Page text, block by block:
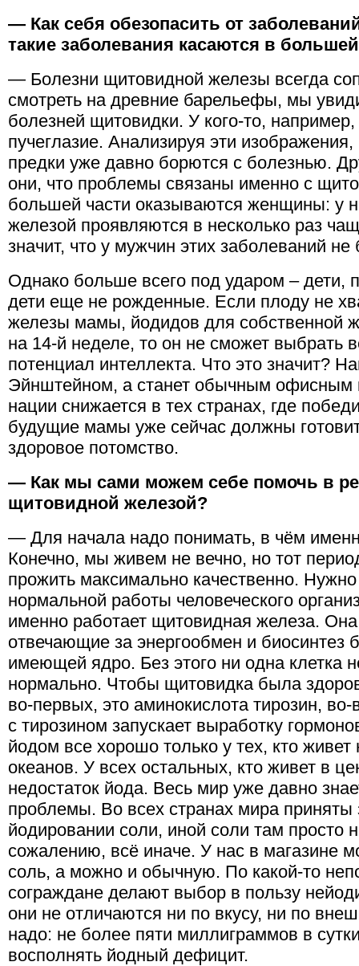
— Как себя обезопасить от
такие заболевания касаются в
— Болезни щитовидной железы всегда
смотреть на древние барельефы, мы
болезней щитовидки. У кого-то, например,
пучеглазие. Анализируя эти
предки уже давно борются с болезнью.
они, что проблемы связаны именно с
большей части оказываются женщины: у
железой проявляются в несколько раз
значит, что у мужчин этих заболеваний
Однако больше всего под ударом – дети,
дети еще не рожденные. Если плоду не
железы мамы, йодидов для собственной
на 14-й неделе, то он не сможет выбрать
потенциал интеллекта. Что это значит?
Эйнштейном, а станет обычным офисным
нации снижается в тех странах, где
будущие мамы уже сейчас должны
здоровое потомство.
— Как мы сами можем себе помочь в
щитовидной железой?
— Для начала надо понимать, в чём
Конечно, мы живем не вечно, но тот
прожить максимально качественно.
нормальной работы человеческого
именно работает щитовидная железа.
отвечающие за энергообмен и биосинтез
имеющей ядро. Без этого ни одна клетка
нормально. Чтобы щитовидка была
во-первых, это аминокислота тирозин,
с тирозином запускает выработку
йодом все хорошо только у тех, кто
океанов. У всех остальных, кто живет в
недостаток йода. Весь мир уже давно
проблемы. Во всех странах мира приняты
йодировании соли, иной соли там просто
сожалению, всё иначе. У нас в магазине
соль, а можно и обычную. По какой-то
сограждане делают выбор в пользу
они не отличаются ни по вкусу, ни по
надо: не более пяти миллиграммов в
восполнять йодный дефицит.